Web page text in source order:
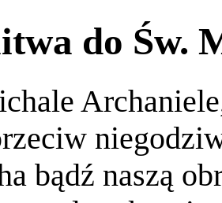
do Św.
bądź naszą